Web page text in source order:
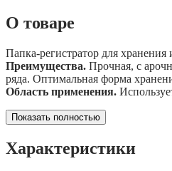
О товаре
Папка-регистратор для
Преимущества. Прочная, с
ряда. Оптимальная форма
Область применения.
Показать полностью
Характеристики